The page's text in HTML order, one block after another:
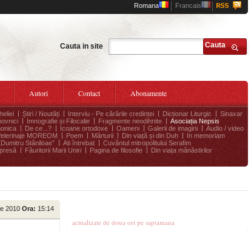
Romana Francais
Cauta in site Cauta
Autori Contact Abonamente
Știri / Noutăți Interviu - Pe cărările credinței Dicționar Liturgic
Sinaxar
Imnografie și Filocalie Fragmente neodihnite
Asociația Nepsis
De ce...? Icoane ortodoxe Oameni Galerii de imagini
Audio / video
MOREOM Poem Mărturii Din viață și din Duh
In memoriam
Stăniloae” Ati întrebat
Cuvântul mitropolitului Serafim
Făuritorii Marii Uniri Pagina de filosofie
Din viața mănăstirilor
2010 Ora: 15:14
actualizate de doua ori pe saptamana